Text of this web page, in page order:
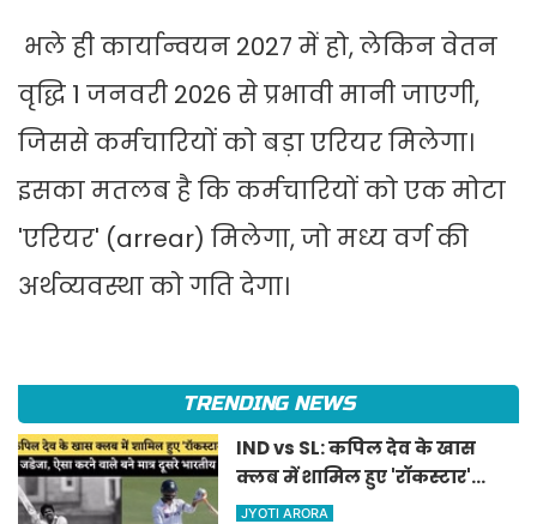
भले ही कार्यान्वयन 2027 में हो, लेकिन वेतन
वृद्धि 1 जनवरी 2026 से प्रभावी मानी जाएगी,
जिससे कर्मचारियों को बड़ा एरियर मिलेगा।
इसका मतलब है कि कर्मचारियों को एक मोटा
'एरियर' (arrear) मिलेगा, जो मध्य वर्ग की
अर्थव्यवस्था को गति देगा।
TRENDING NEWS
IND vs SL: कपिल देव के खास
क्लब में शामिल हुए 'रॉकस्टार'
जडेजा, ऐसा करने वाले बने मात्र
JYOTI ARORA